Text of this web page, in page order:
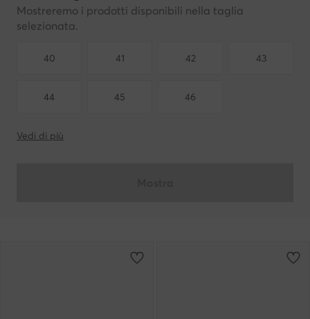
Mostreremo i prodotti disponibili nella taglia
selezionata.
40 41 42 43
44 45 46
Vedi di più